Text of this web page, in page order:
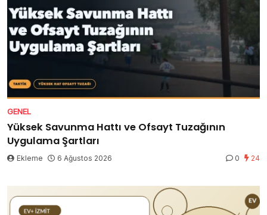
GENEL
Yüksek Savunma Hattı ve Ofsayt Tuzağının
Uygulama Şartları
Ekleme 6 Ağustos 2026 0 24